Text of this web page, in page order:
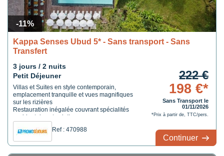
-11%
Kappa Senses Ubud 5* - Sans transport - Sans
Transfert
3 jours / 2 nuits
Petit Déjeuner
Villas et Suites en style contemporain,
emplacement tranquille et vues magnifiques
sur les rizières
Restauration inégalée couvrant spécialités
occidentales et asiatiques
premier centre de bien-être CLARINS
d'Indonésie
Ref : 470988
222 €
198 €*
Sans Transport le
01/11/2026
*Prix à partir de, TTC/pers.
Continuer